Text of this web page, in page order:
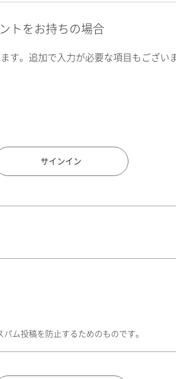
住所検索
トをお持ちの場合
。追加で入力が必要な項目もござい
サインイン
ム投稿を防止するためのものです。